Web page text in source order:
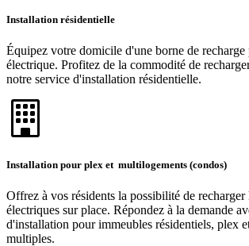
Installation résidentielle
Équipez votre domicile d'une borne de
électrique. Profitez de la commodité de
notre service d'installation résidentielle.
Installation pour plex et multilogements (condos)
Offrez à vos résidents la possibilité de recharger
électriques sur place. Répondez à la demande
d'installation pour immeubles résidentiels, plex
multiples.